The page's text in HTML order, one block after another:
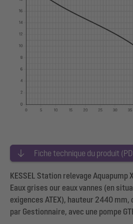
Fiche technique du produit
KESSEL Station relevage Aquapump
Eaux grises our eaux vannes (en
exigences ATEX), hauteur 2440 mm,
par Gestionnaire, avec une pompe